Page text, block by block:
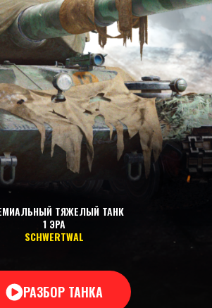
ТЯЖЕЛЫЙ ТАНК
1 ЭРА
SCHWERTWAL
РАЗБОР ТАНКА